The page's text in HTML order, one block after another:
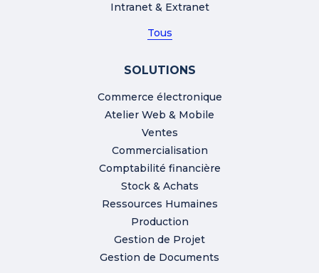
Intranet & Extranet
Tous
SOLUTIONS
Commerce électronique
Atelier Web & Mobile
Ventes
Commercialisation
Comptabilité financière
Stock & Achats
Ressources Humaines
Production
Gestion de Projet
Gestion de Documents